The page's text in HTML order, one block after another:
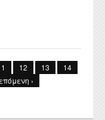
εξάμηνα του 2019 - 2020
12 13 14
επόμενη ›